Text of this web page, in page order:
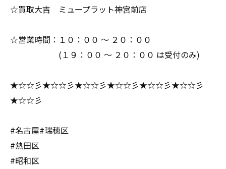
☆買取大吉 ミュープラット神宮前店
☆営業時間：１０：００ ～ ２０：００
(１９：００ ～ ２０：００ は受付のみ)
★☆☆彡★☆☆彡★☆☆彡★☆☆彡★☆☆彡★☆☆彡
★☆☆彡
#名古屋#瑞穂区
#熱田区
#昭和区